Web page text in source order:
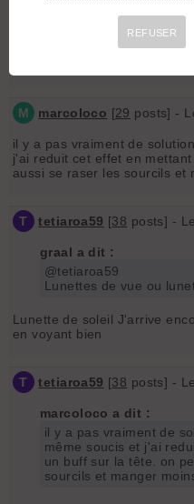
M marcoloco [29 posts] -
il y a pas vraiment de
j'ai reduit cet effet en
aussi se raser les sourcils et
T tetiaroa59 [38 posts] -
graal a dit :
@tetiaroa59
Lunettes de vue ou
Lunette de soleil J'arrive
en voyant bien
T tetiaroa59 [38 posts] -
marcoloco a dit :
il y a pas vraiment de
même soucis et j'ai
un buff sur la tête. on
sourcils et manger
REFUSER